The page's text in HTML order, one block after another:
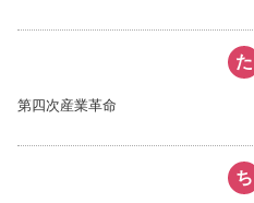
た
第四次産業革命
ち